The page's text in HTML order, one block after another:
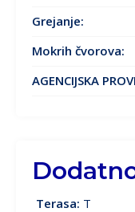
Grejanje:
Mokrih čvorova:
AGENCIJSKA
Terasa: T